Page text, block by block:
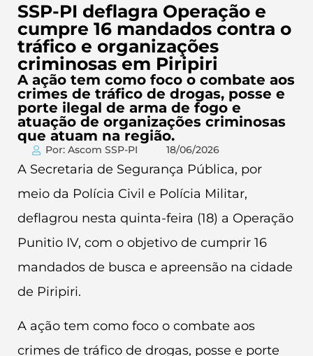
SSP-PI deflagra Operação e
cumpre 16 mandados contra o
tráfico e organizações
criminosas em Piripiri
A ação tem como foco o combate aos
crimes de tráfico de drogas, posse e
porte ilegal de arma de fogo e
atuação de organizações criminosas
que atuam na região.
Por: Ascom SSP-PI 18/06/2026
A Secretaria de Segurança Pública, por
meio da Polícia Civil e Polícia Militar,
deflagrou nesta quinta-feira (18) a Operação
Punitio IV, com o objetivo de cumprir 16
mandados de busca e apreensão na cidade
de Piripiri.
A ação tem como foco o combate aos
crimes de tráfico de drogas, posse e porte